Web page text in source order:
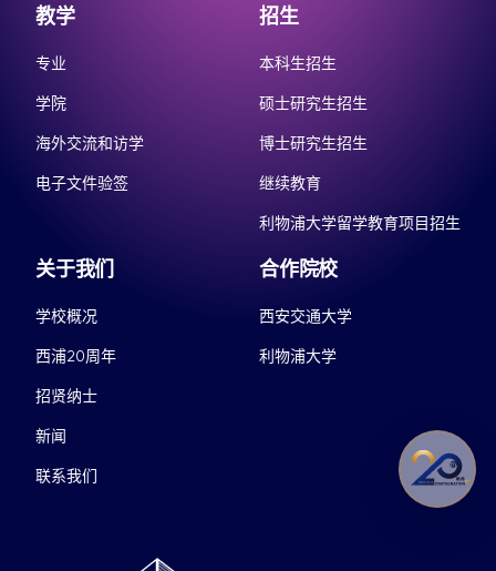
教学
专业
学院
海外交流和访学
电子文件验签
招生
本科生招生
硕士研究生招生
博士研究生招生
继续教育
利物浦大学留学教育项目招生
关于我们
学校概况
西浦20周年
招贤纳士
新闻
联系我们
合作院校
西安交通大学
利物浦大学